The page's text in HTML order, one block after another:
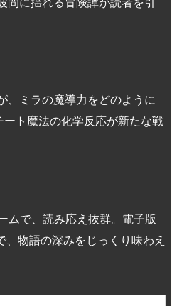
、ミラの魔導力をどのように
ト魔法の化学反応が新たな戦
ムで、読み応え抜群。電子版
物語の深みをじっくり味わえ